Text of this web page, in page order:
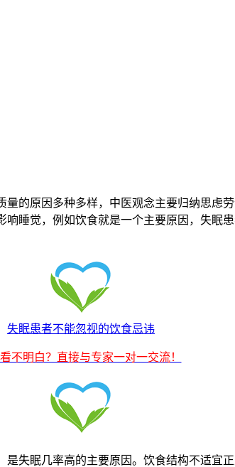
的原因多种多样，中医观念主要归纳思虑
睡觉，例如饮食就是一个主要原因，失眠
失眠患者不能忽视的饮食忌讳
不明白？直接与专家一对一交流！
失眠几率高的主要原因。饮食结构不适宜